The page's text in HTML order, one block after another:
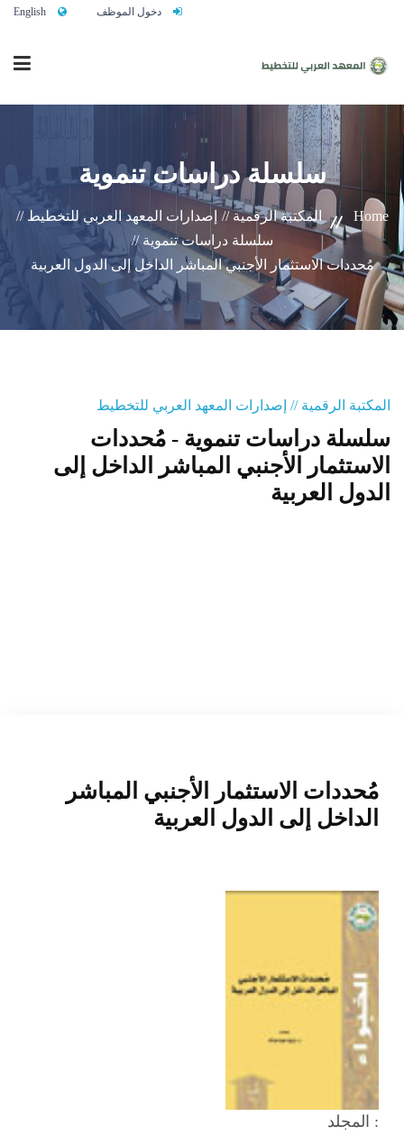
دخول الموظف English
الرئيسية
من نحن
خدماتنا
تواصلوا معنا
المنصة التدريبية
سلسلة دراسات تنموية
Home المكتبة الرقمية // إصدارات المعهد العربي للتخطيط //
سلسلة دراسات تنموية //
مُحددات الاستثمار الأجنبي المباشر الداخل إلى الدول العربية
المكتبة الرقمية // إصدارات المعهد العربي للتخطيط
سلسلة دراسات تنموية - مُحددات
الاستثمار الأجنبي المباشر الداخل إلى
الدول العربية
مُحددات الاستثمار الأجنبي المباشر
الداخل إلى الدول العربية
المجلد :